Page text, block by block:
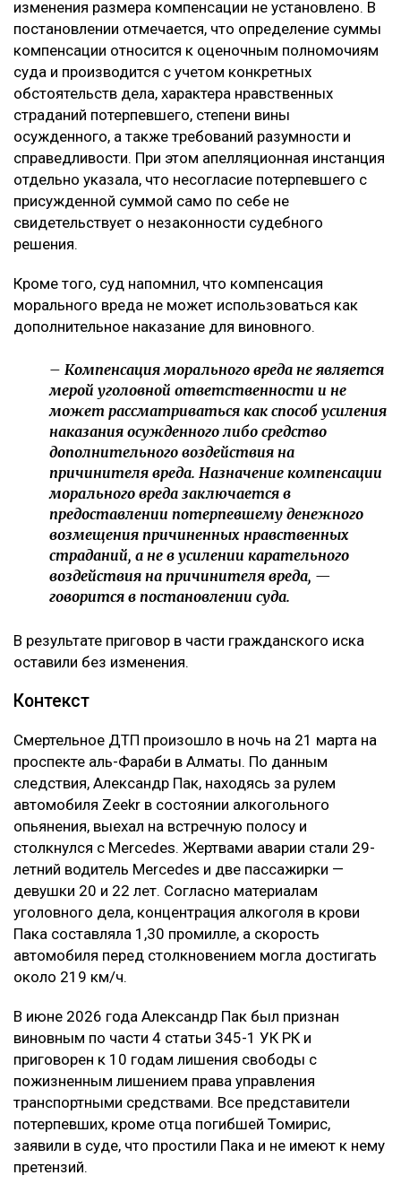
изменения размера компенсации не установлено. В
постановлении отмечается, что определение суммы
компенсации относится к оценочным полномочиям
суда и производится с учетом конкретных
обстоятельств дела, характера нравственных
страданий потерпевшего, степени вины
осужденного, а также требований разумности и
справедливости. При этом апелляционная инстанция
отдельно указала, что несогласие потерпевшего с
присужденной суммой само по себе не
свидетельствует о незаконности судебного
решения.
Кроме того, суд напомнил, что компенсация
морального вреда не может использоваться как
дополнительное наказание для виновного.
– Компенсация морального вреда не является
мерой уголовной ответственности и не
может рассматриваться как способ усиления
наказания осужденного либо средство
дополнительного воздействия на
причинителя вреда. Назначение компенсации
морального вреда заключается в
предоставлении потерпевшему денежного
возмещения причиненных нравственных
страданий, а не в усилении карательного
воздействия на причинителя вреда, —
говорится в постановлении суда.
В результате приговор в части гражданского иска
оставили без изменения.
Контекст
Смертельное ДТП произошло в ночь на 21 марта на
проспекте аль-Фараби в Алматы. По данным
следствия, Александр Пак, находясь за рулем
автомобиля Zeekr в состоянии алкогольного
опьянения, выехал на встречную полосу и
столкнулся с Mercedes. Жертвами аварии стали 29-
летний водитель Mercedes и две пассажирки —
девушки 20 и 22 лет. Согласно материалам
уголовного дела, концентрация алкоголя в крови
Пака составляла 1,30 промилле, а скорость
автомобиля перед столкновением могла достигать
около 219 км/ч.
В июне 2026 года Александр Пак был признан
виновным по части 4 статьи 345-1 УК РК и
приговорен к 10 годам лишения свободы с
пожизненным лишением права управления
транспортными средствами. Все представители
потерпевших, кроме отца погибшей Томирис,
заявили в суде, что простили Пака и не имеют к нему
претензий.